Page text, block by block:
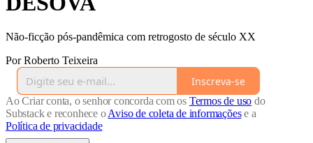
Não-ficção pós-pandêmica com retrogosto de século XX
Por Roberto Teixeira
Inscreva-se
Ao Criar conta, o senhor concorda com os Termos de uso do
Substack e reconhece oAviso de coleta de informaçõese a
Política de privacidade